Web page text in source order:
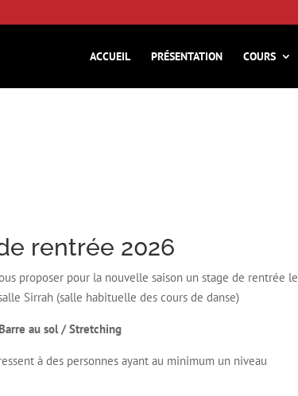
ACCUEIL PRÉSENTATION COURS
rentrée 2026
proposer pour la nouvelle saison un stage de rentrée le
Sirrah (salle habituelle des cours de danse)
au sol / Stretching
à des personnes ayant au minimum un niveau